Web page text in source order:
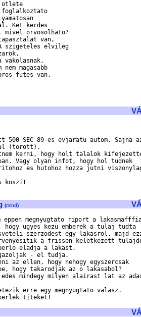
otlete
foglalkoztato
Ket kerdes
orvosolhato?
van,
szigeteles elvileg
magasabb
futes van.
500 SEC 89-es evjaratu autom. Sajna
(torott).
kerni, hogy holt talalok
Vagy olyan infot, hogy hol tudnek
es hutohoz hozza jutni
koszi!
(mind)
eppen megnyugtato riport a
ugyes kezu emberek a tulaj tudta
szerzodest egy lakasrol, majd
a frissen keletkezett
berlo eladja a lakast.
- el tudja.
az ellen, hogy nehogy egyszercsak
hogy takarodjak az o lakasabol?
mindegy milyen alairast lat az
erre egy megnyugtato valasz.
kerlek titeket!